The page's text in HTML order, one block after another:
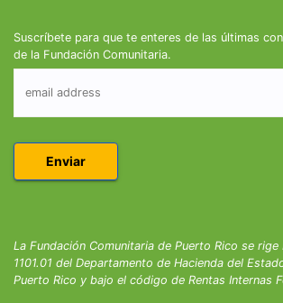
Suscríbete para que te enteres de las últimas
de la Fundación Comunitaria.
La Fundación Comunitaria de Puerto Rico se
1101.01 del Departamento de Hacienda del
Puerto Rico y bajo el código de Rentas Internas